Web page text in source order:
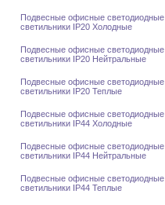
Подвесные офисные светодиодные
светильники IP20 Холодные
Подвесные офисные светодиодные
светильники IP20 Нейтральные
Подвесные офисные светодиодные
светильники IP20 Теплые
Подвесные офисные светодиодные
светильники IP44 Холодные
Подвесные офисные светодиодные
светильники IP44 Нейтральные
Подвесные офисные светодиодные
светильники IP44 Теплые